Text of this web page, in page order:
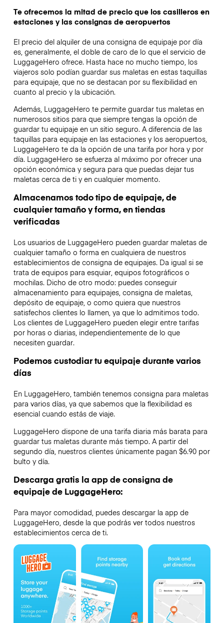
Te ofrecemos la mitad de precio que los casilleros en
estaciones y las consignas de aeropuertos
El precio del alquiler de una consigna de equipaje por día
es, generalmente, el doble de caro de lo que el servicio de
LuggageHero ofrece. Hasta hace no mucho tiempo, los
viajeros solo podían guardar sus maletas en estas taquillas
para equipaje, que no se destacan por su flexibilidad en
cuanto al precio y la ubicación.
Además, LuggageHero te permite guardar tus maletas en
numerosos sitios para que siempre tengas la opción de
guardar tu equipaje en un sitio seguro. A diferencia de las
taquillas para equipaje en las estaciones y los aeropuertos,
LuggageHero te da la opción de una tarifa por hora y por
día. LuggageHero se esfuerza al máximo por ofrecer una
opción económica y segura para que puedas dejar tus
maletas cerca de ti y en cualquier momento.
Almacenamos todo tipo de equipaje, de
cualquier tamaño y forma, en tiendas
verificadas
Los usuarios de LuggageHero pueden guardar maletas de
cualquier tamaño o forma en cualquiera de nuestros
establecimientos de consigna de equipajes. Da igual si se
trata de equipos para esquiar, equipos fotográficos o
mochilas. Dicho de otro modo: puedes conseguir
almacenamiento para equipajes, consigna de maletas,
depósito de equipaje, o como quiera que nuestros
satisfechos clientes lo llamen, ya que lo admitimos todo.
Los clientes de LuggageHero pueden elegir entre tarifas
por horas o diarias, independientemente de lo que
necesiten guardar.
Podemos custodiar tu equipaje durante varios
días
En LuggageHero, también tenemos consigna para maletas
para varios días, ya que sabemos que la flexibilidad es
esencial cuando estás de viaje.
LuggageHero dispone de una tarifa diaria más barata para
guardar tus maletas durante más tiempo. A partir del
segundo día, nuestros clientes únicamente pagan $6.90 por
bulto y día.
Descarga gratis la app de consigna de
equipaje de LuggageHero:
Para mayor comodidad, puedes descargar la app de
LuggageHero, desde la que podrás ver todos nuestros
establecimientos cerca de ti.